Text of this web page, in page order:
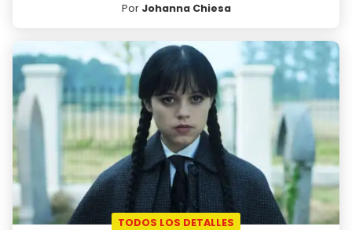
Por Johanna Chiesa
TODOS LOS DETALLES